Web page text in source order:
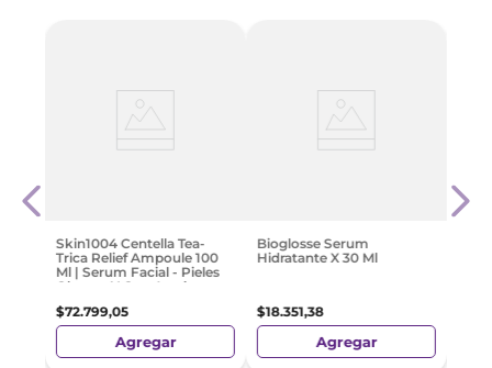
Skin1004 Centella Tea-
Trica Relief Ampoule 100
Ml | Serum Facial - Pieles
Oleosas Y Con Acné
$72.799,05
Agregar
Bioglosse Serum
Hidratante X 30 Ml
$18.351,38
Agregar